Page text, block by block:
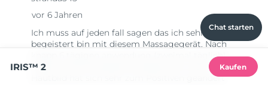
Chat starten
IRIS™ 2 Kaufen